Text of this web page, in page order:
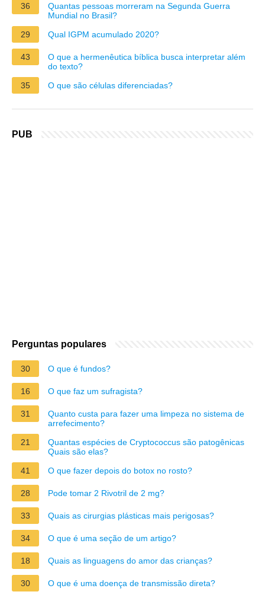
36
Quantas pessoas morreram na Segunda Guerra
Mundial no Brasil?
29
Qual IGPM acumulado 2020?
43
O que a hermenêutica bíblica busca interpretar além
do texto?
35
O que são células diferenciadas?
PUB
Perguntas populares
30 O que é fundos?
16 O que faz um sufragista?
31
Quanto custa para fazer uma limpeza no sistema de
arrefecimento?
21
Quantas espécies de Cryptococcus são patogênicas
Quais são elas?
41
O que fazer depois do botox no rosto?
28 Pode tomar 2 Rivotril de 2 mg?
33 Quais as cirurgias plásticas mais perigosas?
34 O que é uma seção de um artigo?
18 Quais as linguagens do amor das crianças?
30 O que é uma doença de transmissão direta?